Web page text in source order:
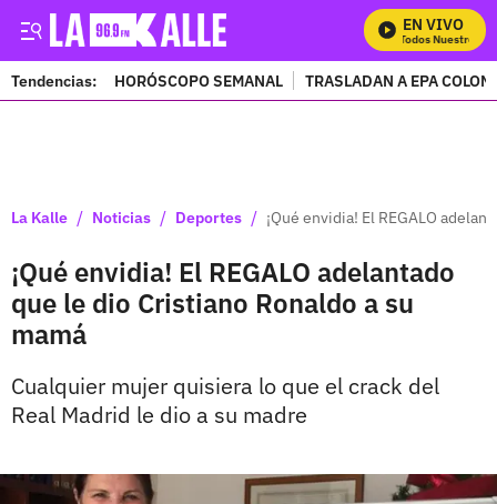
EN VIVO
Mira Todos Nuestros
Tendencias: HORÓSCOPO SEMANAL TRASLADAN A EPA
La Kalle / Noticias / Deportes / ¡Qué envidia! El REGALO
¡Qué envidia! El REGALO adelantado
que le dio Cristiano Ronaldo a su
mamá
Cualquier mujer quisiera lo que el crack del
Real Madrid le dio a su madre